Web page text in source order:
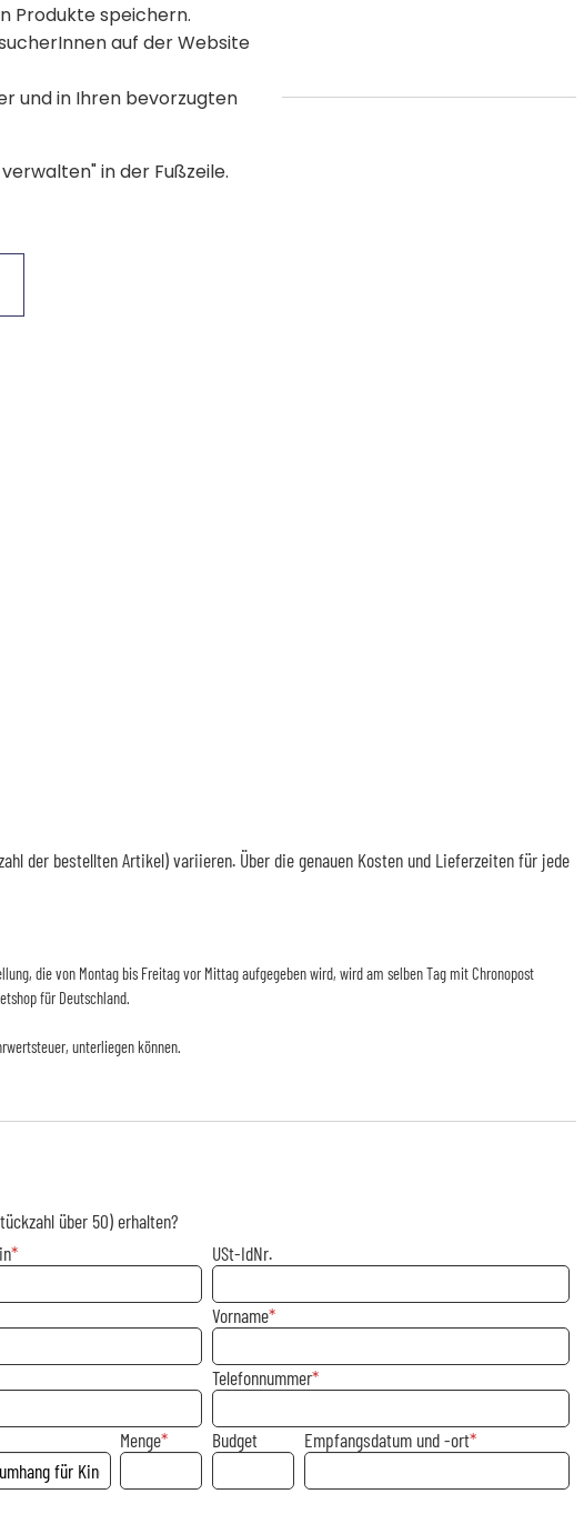
der bestellten Artikel) variieren. Über die genauen Kosten und Lieferzeiten für jede
die von Montag bis Freitag vor Mittag aufgegeben wird, wird am selben Tag mit Chronopost
für Deutschland.
unterliegen können.
über 50) erhalten?
USt-IdNr.
Vorname
Telefonnummer
Menge Budget Empfangsdatum und -ort
Produkte speichern.
auf der Website
und in Ihren bevorzugten
in der Fußzeile.